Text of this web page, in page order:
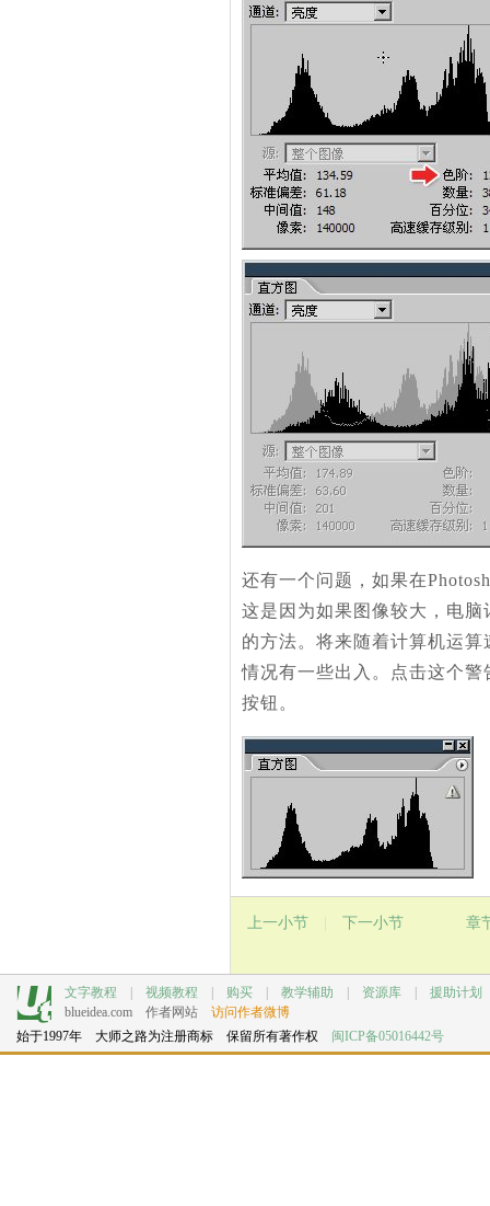
还有一个问题，如果在
这是因为如果图像较大，电
的方法。将来随着计算机运
情况有一些出入。点击这个
按钮。
上一小节 下一小节 章
文字教程 视频教程 购买 教学辅助 资源库 援助计划
blueidea.com
作者网站 访问作者微博
始于1997年 大师之路为注册商标 保留所有著作权 闽ICP备05016442号